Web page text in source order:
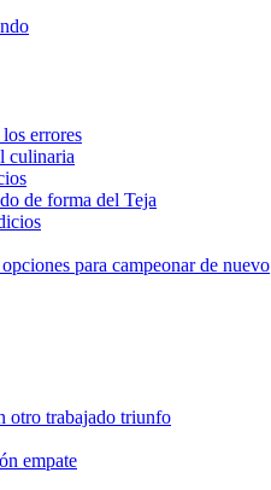
errores
culinaria
de forma del Teja
para campeonar de nuevo
otro trabajado triunfo
empate